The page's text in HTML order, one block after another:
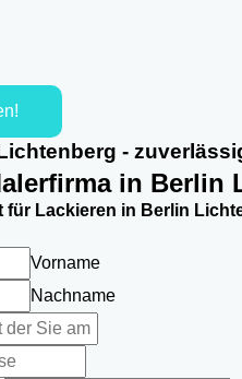
-
in Berlin
für Lackieren in Berlin
Vorname
Nachname